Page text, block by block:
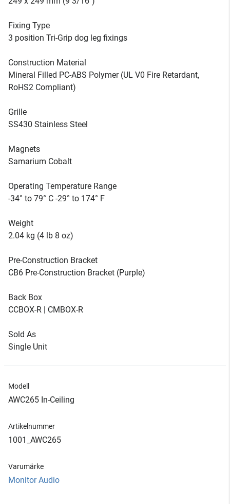
Fixing Type
3 position Tri-Grip dog leg fixings
Construction Material
Mineral Filled PC-ABS Polymer (UL V0 Fire Retardant,
RoHS2 Compliant)
Grille
SS430 Stainless Steel
Magnets
Samarium Cobalt
Operating Temperature Range
-34° to 79° C -29° to 174° F
Weight
2.04 kg (4 lb 8 oz)
Pre-Construction Bracket
CB6 Pre-Construction Bracket (Purple)
Back Box
CCBOX-R | CMBOX-R
Sold As
Single Unit
Modell
AWC265 In-Ceiling
Artikelnummer
1001_AWC265
Varumärke
Monitor Audio